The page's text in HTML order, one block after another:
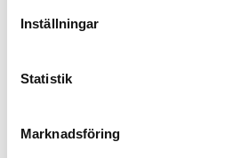
Inställningar
Statistik
Marknadsföring